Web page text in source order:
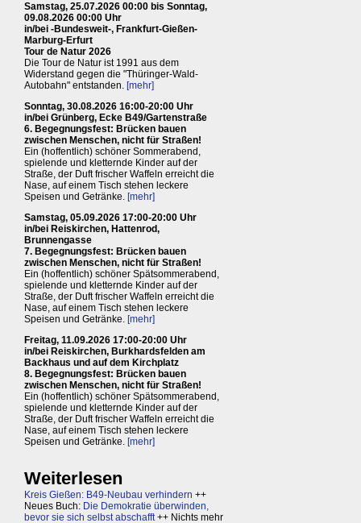
Samstag, 25.07.2026 00:00 bis Sonntag,
09.08.2026 00:00 Uhr
in/bei -Bundesweit-, Frankfurt-Gießen-
Marburg-Erfurt
Tour de Natur 2026
Die Tour de Natur ist 1991 aus dem
Widerstand gegen die "Thüringer-Wald-
Autobahn" entstanden. [mehr]
Sonntag, 30.08.2026 16:00-20:00 Uhr
in/bei Grünberg, Ecke B49/Gartenstraße
6. Begegnungsfest: Brücken bauen
zwischen Menschen, nicht für Straßen!
Ein (hoffentlich) schöner Sommerabend,
spielende und kletternde Kinder auf der
Straße, der Duft frischer Waffeln erreicht die
Nase, auf einem Tisch stehen leckere
Speisen und Getränke. [mehr]
Samstag, 05.09.2026 17:00-20:00 Uhr
in/bei Reiskirchen, Hattenrod,
Brunnengasse
7. Begegnungsfest: Brücken bauen
zwischen Menschen, nicht für Straßen!
Ein (hoffentlich) schöner Spätsommerabend,
spielende und kletternde Kinder auf der
Straße, der Duft frischer Waffeln erreicht die
Nase, auf einem Tisch stehen leckere
Speisen und Getränke. [mehr]
Freitag, 11.09.2026 17:00-20:00 Uhr
in/bei Reiskirchen, Burkhardsfelden am
Backhaus und auf dem Kirchplatz
8. Begegnungsfest: Brücken bauen
zwischen Menschen, nicht für Straßen!
Ein (hoffentlich) schöner Spätsommerabend,
spielende und kletternde Kinder auf der
Straße, der Duft frischer Waffeln erreicht die
Nase, auf einem Tisch stehen leckere
Speisen und Getränke. [mehr]
Weiterlesen
Kreis Gießen: B49-Neubau verhindern ++
Neues Buch: Die Demokratie überwinden,
bevor sie sich selbst abschafft++ Nichts mehr